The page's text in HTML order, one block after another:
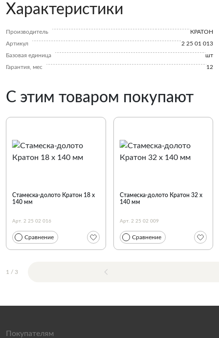
Характеристики
Производитель
КРАТОН
Артикул
2 25 01 013
Базовая единица
шт
Гарантия, мес
12
С этим товаром покупают
Стамеска-долото Кратон 18 х
140 мм
Арт. 2 25 02 016
Сравнение
Стамеска-долото Кратон 32 х
140 мм
Арт. 2 25 02 009
Сравнение
1 / 3
Покупателям